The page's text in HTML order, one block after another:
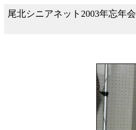
尾北シニアネット2003年忘年会